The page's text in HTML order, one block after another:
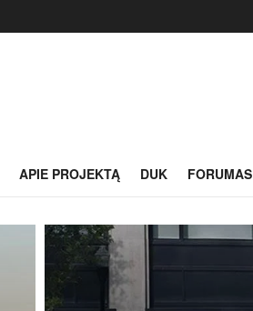
APIE PROJEKTĄ DUK FORUMAS